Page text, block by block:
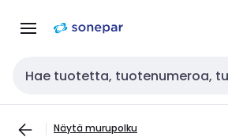
navigointiinsisältöön
Haku
Näytä murupolku